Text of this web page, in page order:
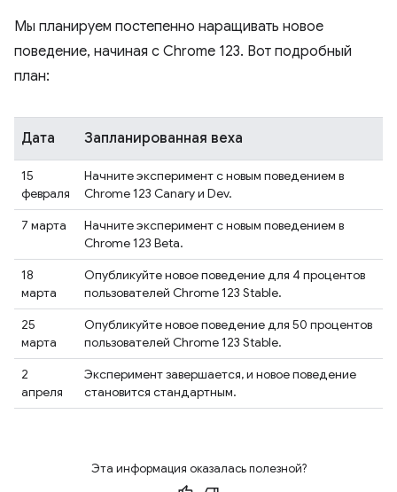
Мы планируем постепенно наращивать новое
поведение, начиная с Chrome 123. Вот подробный
план:
Дата Запланированная веха
15
февраля
Начните эксперимент с новым поведением в
Chrome 123 Canary и Dev.
7 марта
Начните эксперимент с новым поведением в
Chrome 123 Beta.
18
марта
Опубликуйте новое поведение для 4 процентов
пользователей Chrome 123 Stable.
25
марта
Опубликуйте новое поведение для 50 процентов
пользователей Chrome 123 Stable.
2
апреля
Эксперимент завершается, и новое поведение
становится стандартным.
Эта информация оказалась полезной?